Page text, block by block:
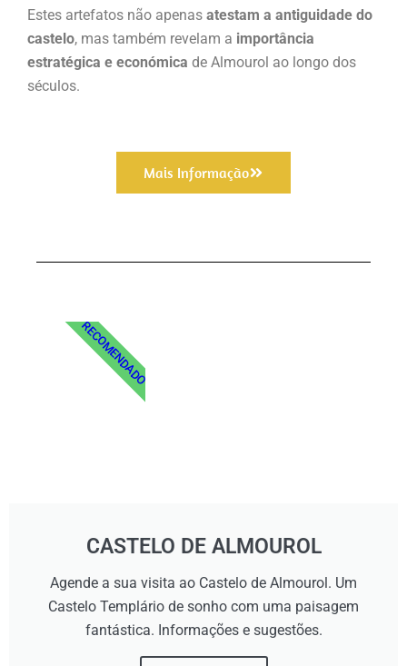
Estes artefatos não apenas atestam a antiguidade do
castelo, mas também revelam a importância
estratégica e económica de Almourol ao longo dos
séculos.
Mais Informação
CASTELO DE ALMOUROL
Agende a sua visita ao Castelo de Almourol. Um
Castelo Templário de sonho com uma paisagem
fantástica. Informações e sugestões.
RECOMENDADO